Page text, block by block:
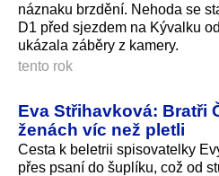
náznaku brzdění. Nehoda se
D1 před sjezdem na Kývalku
ukázala záběry z kamery.
tento rok
Eva Střihavková: Bratři
ženách víc než pletli
Cesta k beletrii spisovatelky
přes psaní do šuplíku, což od